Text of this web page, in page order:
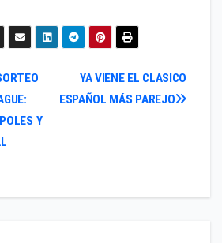
YA VIENE EL CLASICO
ESPAÑOL MÁS PAREJO
Y